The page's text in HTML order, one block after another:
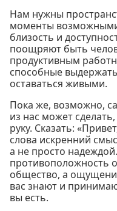
Нам нужны
моменты
близость и
поощряют быть
продуктивным
способные
оставаться живыми.
Пока же, возможно,
из нас может
руку. Сказать:
слова искренний
а не просто
противоположность
общество, а
вас знают и
вы есть.